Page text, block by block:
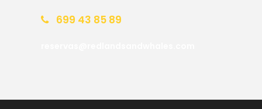
699 43 85 89